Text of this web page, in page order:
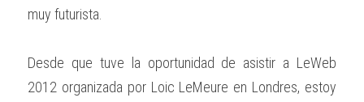
muy futurista.
Desde que tuve la oportunidad de asistir a LeWeb
2012 organizada por Loic LeMeure en Londres, estoy